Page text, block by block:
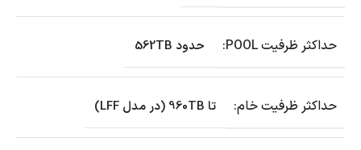
حداکثر ظرفیت POOL: حدود 562TB
حداکثر ظرفیت خام: تا 960TB (در مدل LFF)